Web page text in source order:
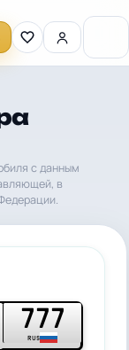
с данным
в
777
RUS